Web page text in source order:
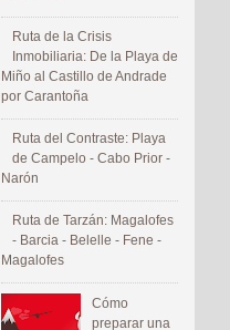
Ruta de la Crisis
Inmobiliaria: De la Playa de
Miño al Castillo de Andrade
por Carantoña
Ruta del Contraste: Playa
de Campelo - Cabo Prior -
Narón
Ruta de Tarzán: Magalofes
- Barcia - Belelle - Fene -
Magalofes
Cómo
preparar una